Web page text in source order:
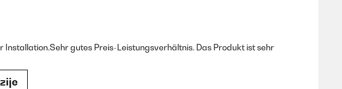
gutes Preis-Leistungsverhältnis. Das Produkt ist sehr